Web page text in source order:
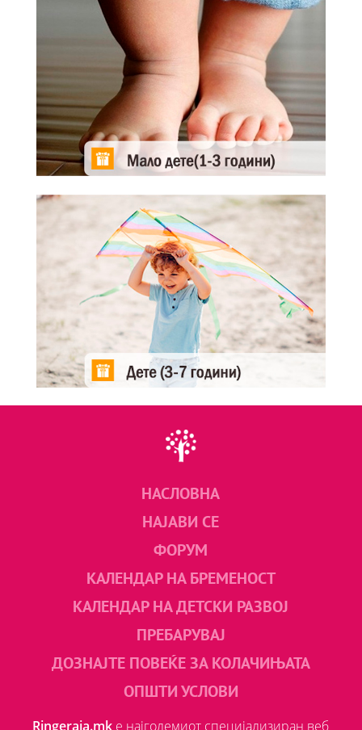
НАСЛОВНА
НАЈАВИ СЕ
ФОРУМ
КАЛЕНДАР НА БРЕМЕНОСТ
КАЛЕНДАР НА ДЕТСКИ РАЗВОЈ
ПРЕБАРУВАЈ
ДОЗНАЈТЕ ПОВЕЌЕ ЗА КОЛАЧИЊАТА
ОПШТИ УСЛОВИ
Ringeraja.mk е најголемиот специјализиран веб